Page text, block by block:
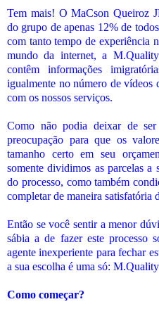
Tem mais! O MaCson Queiroz
do grupo de apenas 12% de
com tanto tempo de experiência
mundo da internet, a
contêm informações
igualmente no número de vídeos
com os nossos serviços.
Como não podia deixar de
preocupação para que os
tamanho certo em seu
somente dividimos as parcelas a
do processo, como também
completar de maneira satisfatória
Então se você sentir a menor
sábia a de fazer este processo
agente inexperiente para fechar
a sua escolha é uma só:
Como começar?